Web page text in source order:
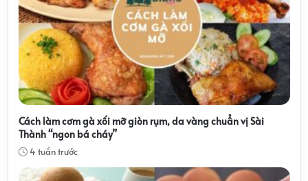
Cách làm cơm gà xối mỡ giòn rụm, da vàng chuẩn vị Sài
Thành “ngon bá cháy”
4 tuần trước